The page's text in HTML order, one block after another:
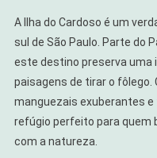
A Ilha do Cardoso é um
sul de São Paulo. Parte do
este destino preserva uma
paisagens de tirar o
manguezais exuberantes
refúgio perfeito para quem
com a natureza.